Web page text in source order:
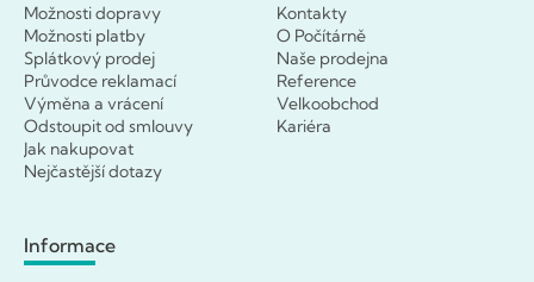
Možnosti dopravy
Možnosti platby
Splátkový prodej
Průvodce reklamací
Výměna a vrácení
Odstoupit od smlouvy
Jak nakupovat
Nejčastější dotazy
Kontakty
O Počítárně
Naše prodejna
Reference
Velkoobchod
Kariéra
Informace